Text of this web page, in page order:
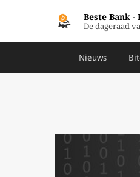
Beste Bank -
De dageraad
Nieuws